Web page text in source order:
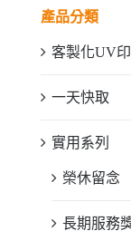
產品分類
客製化UV印
一天快取
實用系列
榮休留念
長期服務